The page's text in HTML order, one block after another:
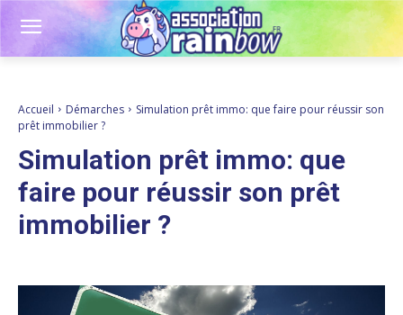
Accueil Démarches
Simulation prêt immo: que faire pour réussir son
prêt immobilier ?
Simulation prêt immo: que
faire pour réussir son prêt
immobilier ?